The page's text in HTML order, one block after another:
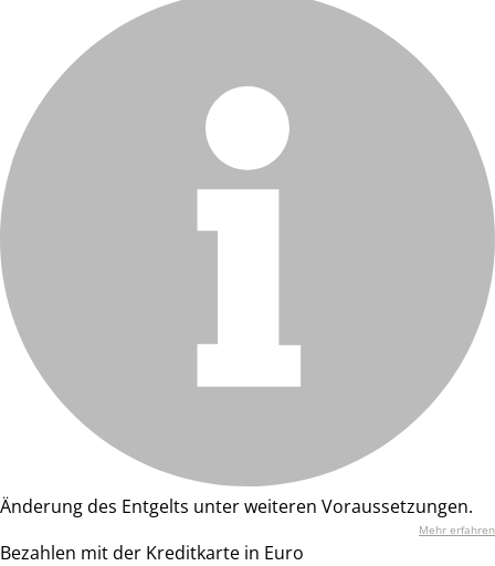
Änderung des Entgelts unter weiteren Voraussetzungen.
Mehr erfahren
Bezahlen mit der Kreditkarte in Euro